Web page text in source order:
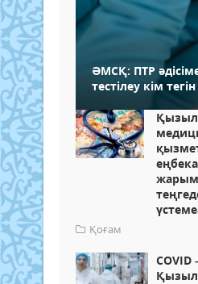
ӘМСҚ: ПТР
тестілеу кім
Қоғам
COVID